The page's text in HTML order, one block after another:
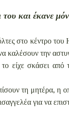
και έκανε
στο κέντρο
καλέσουν την
είχε σκάσει από
τη μητέρα, η
για να